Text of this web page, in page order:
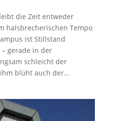
die Zeit entweder
halsbrecherischen Tempo
ist Stillstand
gerade in der
schleicht der
blüht auch der...